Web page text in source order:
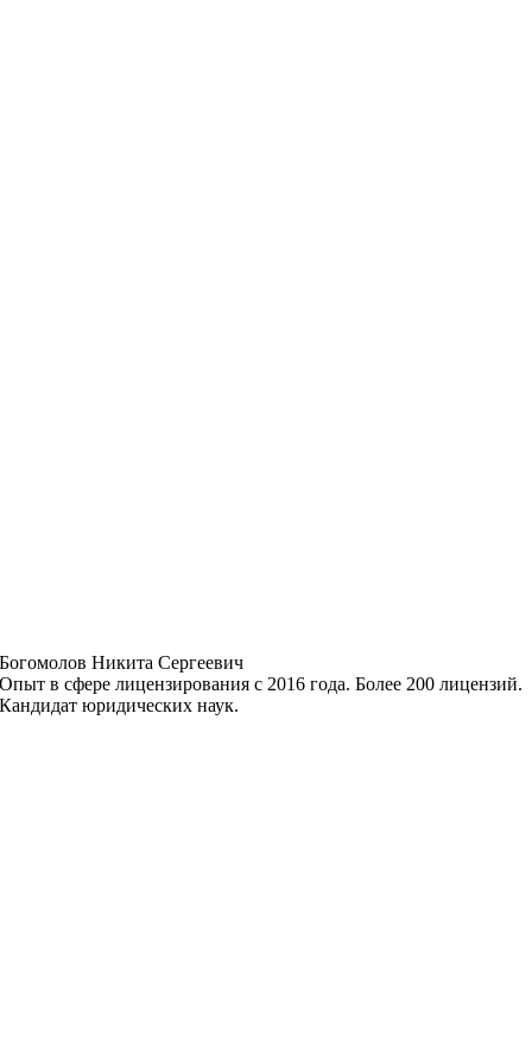
Богомолов Никита Сергеевич
Опыт в сфере лицензирования с 2016 года. Более 200 лицензий.
Кандидат юридических наук.